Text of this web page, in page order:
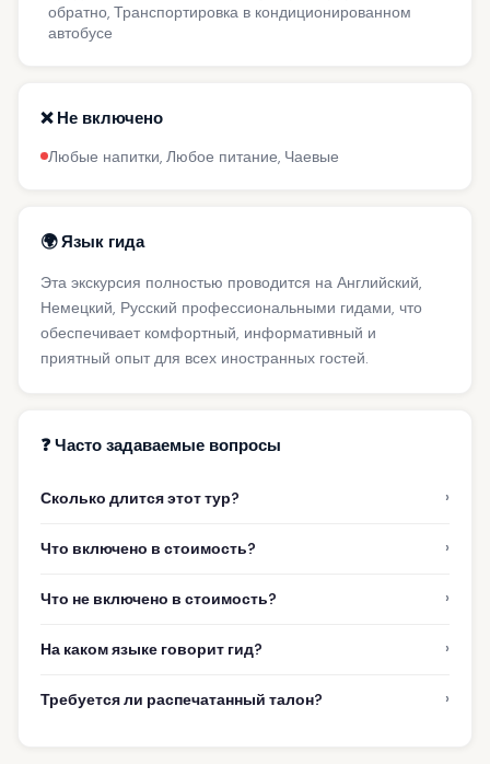
обратно, Транспортировка в кондиционированном
автобусе
❌ Не включено
Любые напитки, Любое питание, Чаевые
🌍 Язык гида
Эта экскурсия полностью проводится на Английский,
Немецкий, Русский профессиональными гидами, что
обеспечивает комфортный, информативный и
приятный опыт для всех иностранных гостей.
❓ Часто задаваемые вопросы
Сколько длится этот тур? ›
Что включено в стоимость? ›
Что не включено в стоимость? ›
На каком языке говорит гид? ›
Требуется ли распечатанный талон? ›